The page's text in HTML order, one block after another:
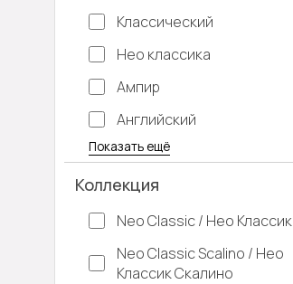
Классический
Нео классика
Ампир
Английский
Багетные
Барокко
Кантри
Крашенные
Лофт
Модерн
Под старину
Прованс
Скандинавский
Современная классика
Хай-тек
Показать ещё
Коллекция
Neo Classic / Нео Классик
Neo Classic Scalino / Нео
Классик Скалино